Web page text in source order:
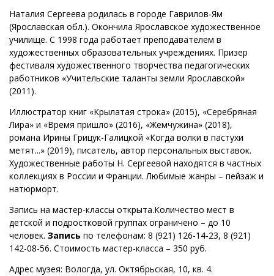
Наталия Сергеева родилась в городе Гаврилов-Ям
(Ярославская обл.). Окончила Ярославское художественное
училище. С 1998 года работает преподавателем в
художественных образовательных учреждениях. Призер
фестиваля художественного творчества педагогических
работников «Учительские таланты земли Ярославской»
(2011).
Иллюстратор книг «Крылатая строка» (2015), «Серебряная
Лира» и «Время пришло» (2016), «Жемчужина» (2018),
романа Ирины Грицук-Галицкой «Когда волки в пастухи
метят...» (2019), писатель, автор персональных выставок.
Художественные работы Н. Сергеевой находятся в частных
коллекциях в России и Франции. Любимые жанры – пейзаж и
натюрморт.
Запись на мастер-классы открыта.Количество мест в
детской и подростковой группах ограничено – до 10
человек. Запись по телефонам: 8 (921) 126-14-23, 8 (921)
142-08-56. Стоимость мастер-класса – 350 руб.
Адрес музея: Вологда, ул. Октябрьская, 10, кв. 4.